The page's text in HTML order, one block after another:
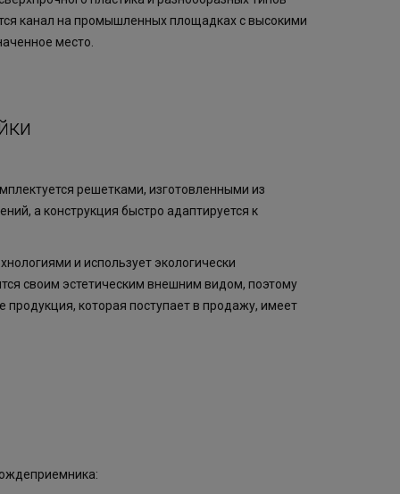
канал на промышленных площадках с высокими
место.
решетками, изготовленными из
а конструкция быстро адаптируется к
и использует экологически
своим эстетическим внешним видом, поэтому
продукция, которая поступает в продажу, имеет